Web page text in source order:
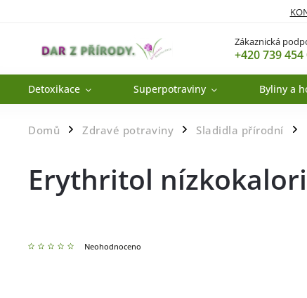
Zákaznická
+420 739 454
Detoxikace Superpotraviny Byliny a
Domů / Zdravé potraviny / Sladidla přírodní /
Erythritol
Neohodnoceno